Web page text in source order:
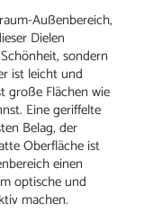
Außenbereich,
Dielen
sondern
ist leicht und
große Flächen wie
Eine geriffelte
Belag, der
Oberfläche ist
einen
optische und
machen.